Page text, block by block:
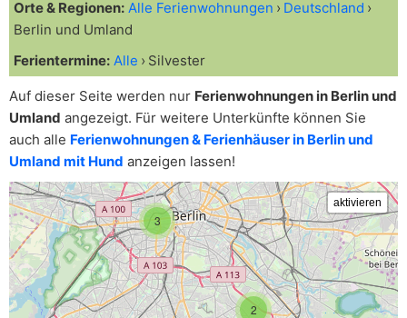
Orte & Regionen: Alle Ferienwohnungen
Deutschland
Berlin und Umland
Ferientermine: Alle Silvester
Auf dieser Seite werden nur Ferienwohnungen in Berlin und
Umland angezeigt. Für weitere Unterkünfte können Sie
auch alle Ferienwohnungen & Ferienhäuser in Berlin und
Umland mit Hund anzeigen lassen!
2
3